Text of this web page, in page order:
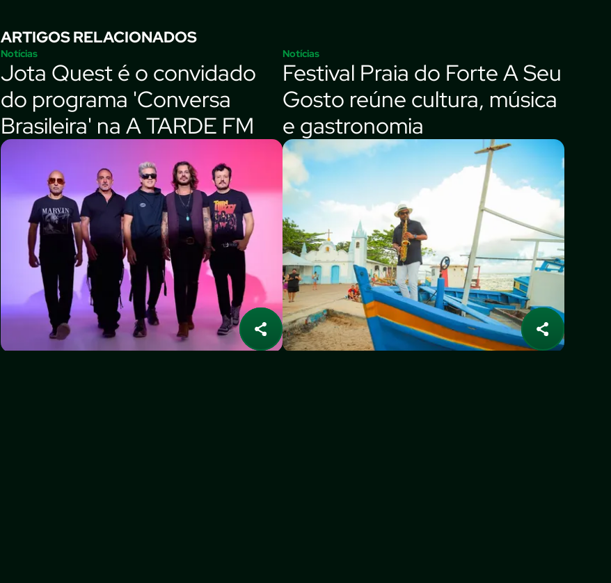
ARTIGOS RELACIONADOS
Notícias
Jota Quest é o convidado
do programa 'Conversa
Brasileira' na A TARDE FM
Notícias
Festival Praia do Forte A Seu
Gosto reúne cultura, música
e gastronomia